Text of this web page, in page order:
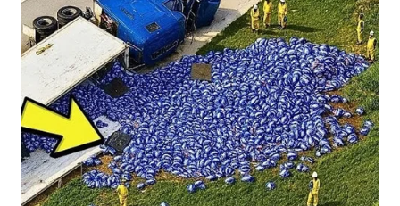
WN
SUMEDANG
WN
CIANJUR
WN
KEPULAUAN
SERIBU